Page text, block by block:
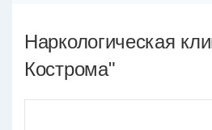
Наркологическая
Кострома"